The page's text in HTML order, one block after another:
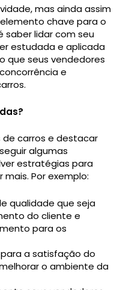
mas ainda assim
chave para o
saber lidar com seu
estudada e aplicada
que seus vendedores
e
de carros e destacar
algumas
estratégias para
Por exemplo:
qualidade que seja
do cliente e
para os
a satisfação do
o ambiente da